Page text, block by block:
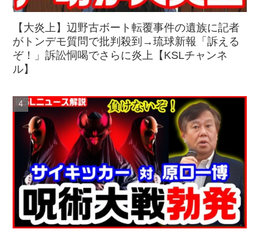
【大炎上】辺野古ボート転覆事件の遺族に記者
がトンデモ質問で批判殺到→琉球新報「訴える
ぞ！」訴訟恫喝でさらに炎上【KSLチャンネ
ル】